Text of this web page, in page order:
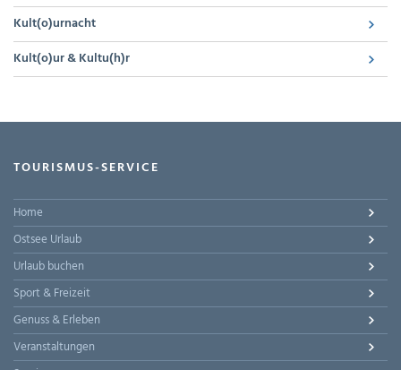
Kult(o)urnacht
Kult(o)ur & Kultu(h)r
TOURISMUS-SERVICE
Home
Ostsee Urlaub
Urlaub buchen
Sport & Freizeit
Genuss & Erleben
Veranstaltungen